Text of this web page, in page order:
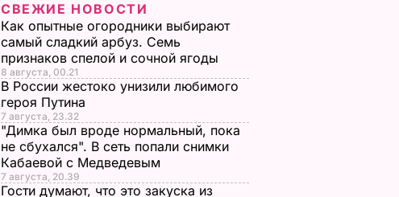
СВЕЖИЕ НОВОСТИ
Как опытные огородники выбирают
самый сладкий арбуз. Семь
признаков спелой и сочной ягоды
8 августа, 00.21
В России жестоко унизили любимого
героя Путина
7 августа, 23.32
"Димка был вроде нормальный, пока
не сбухался". В сеть попали снимки
Кабаевой с Медведевым
7 августа, 20.39
Гости думают, что это закуска из